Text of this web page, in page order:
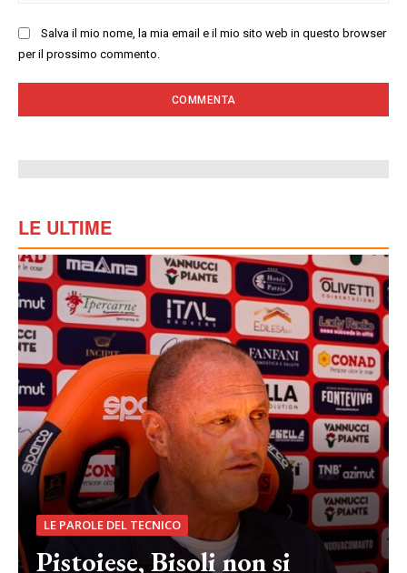
Salva il mio nome, la mia email e il mio sito web in questo browser
per il prossimo commento.
LE ULTIME
LE PAROLE DEL TECNICO
Pistoiese, Bisoli non si